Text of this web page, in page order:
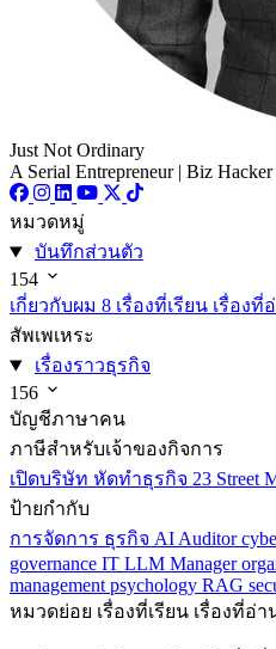
Just Not Ordinary
A Serial Entrepreneur | Biz Hacker
หมวดหมู่
บันทึกส่วนตัว
154
เกี่ยวกับผม 8 เรื่องที่เรียน เรื่องที่
สัพเพเหระ
เรื่องราวธุรกิจ
156
บัญชีภาษาคน
ภาษีสำหรับเจ้าของกิจการ
เปิดบริษัท หัดทำธุรกิจ 23 Street
ป้ายกำกับ
การจัดการ ธุรกิจ AI Auditor
governance IT LLM Manager
management psychology RAG
หมวดย่อย เรื่องที่เรียน เรื่องที่อ่า